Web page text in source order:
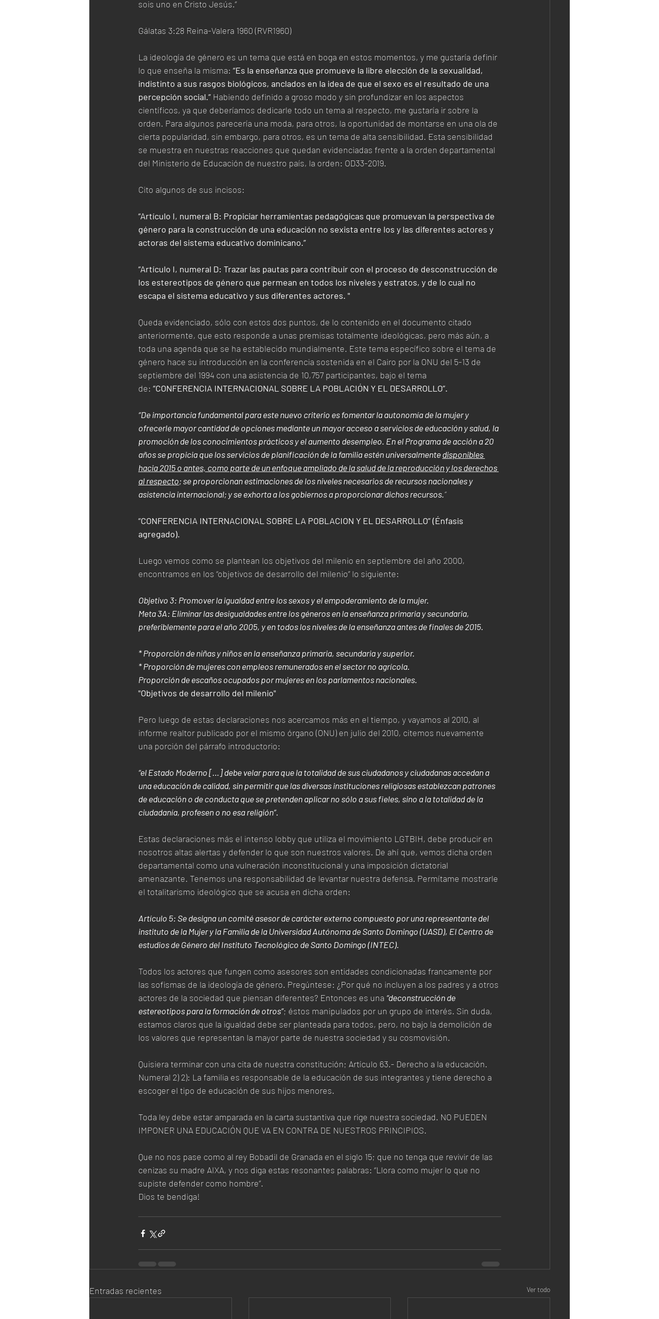
sois uno en Cristo Jesús.”
Gálatas 3:28 Reina-Valera 1960 (RVR1960)
La ideología de género es un tema que está en boga en estos momentos, y me gustaría definir
lo que enseña la misma: “Es la enseñanza que promueve la libre elección de la sexualidad,
indistinto a sus rasgos biológicos, anclados en la idea de que el sexo es el resultado de una
percepción social.” Habiendo definido a groso modo y sin profundizar en los aspectos
científicos, ya que deberíamos dedicarle todo un tema al respecto, me gustaría ir sobre la
orden. Para algunos parecería una moda, para otros, la oportunidad de montarse en una ola de
cierta popularidad, sin embargo, para otros, es un tema de alta sensibilidad. Esta sensibilidad
se muestra en nuestras reacciones que quedan evidenciadas frente a la orden departamental
del Ministerio de Educación de nuestro país, la orden: OD33-2019.
Cito algunos de sus incisos:
“Artículo I, numeral B: Propiciar herramientas pedagógicas que promuevan la perspectiva de
género para la construcción de una educación no sexista entre los y las diferentes actores y
actoras del sistema educativo dominicano.”
“Artículo I, numeral D: Trazar las pautas para contribuir con el proceso de desconstrucción de
los estereotipos de género que permean en todos los niveles y estratos, y de lo cual no
escapa el sistema educativo y sus diferentes actores. "
Queda evidenciado, sólo con estos dos puntos, de lo contenido en el documento citado
anteriormente, que esto responde a unas premisas totalmente ideológicas, pero más aún, a
toda una agenda que se ha establecido mundialmente. Este tema específico sobre el tema de
género hace su introducción en la conferencia sostenida en el Cairo por la ONU del 5-13 de
septiembre del 1994 con una asistencia de 10,757 participantes, bajo el tema
de: “CONFERENCIA INTERNACIONAL SOBRE LA POBLACIÓN Y EL DESARROLLO”.
“De importancia fundamental para este nuevo criterio es fomentar la autonomía de la mujer y
ofrecerle mayor cantidad de opciones mediante un mayor acceso a servicios de educación y salud, la
promoción de los conocimientos prácticos y el aumento desempleo. En el Programa de acción a 20
años se propicia que los servicios de planificación de la familia estén universalmente disponibles
hacia 2015 o antes, como parte de un enfoque ampliado de la salud de la reproducción y los derechos
al respecto; se proporcionan estimaciones de los niveles necesarios de recursos nacionales y
asistencia internacional; y se exhorta a los gobiernos a proporcionar dichos recursos.”
“CONFERENCIA INTERNACIONAL SOBRE LA POBLACION Y EL DESARROLLO” (Énfasis
agregado).
Luego vemos como se plantean los objetivos del milenio en septiembre del año 2000,
encontramos en los “objetivos de desarrollo del milenio” lo siguiente:
Objetivo 3: Promover la igualdad entre los sexos y el empoderamiento de la mujer.
Meta 3A: Eliminar las desigualdades entre los géneros en la enseñanza primaria y secundaria,
preferiblemente para el año 2005, y en todos los niveles de la enseñanza antes de finales de 2015.
* Proporción de niñas y niños en la enseñanza primaria, secundaria y superior.
* Proporción de mujeres con empleos remunerados en el sector no agrícola.
Proporción de escaños ocupados por mujeres en los parlamentos nacionales.
"Objetivos de desarrollo del milenio"
Pero luego de estas declaraciones nos acercamos más en el tiempo, y vayamos al 2010, al
informe realtor publicado por el mismo órgano (ONU) en julio del 2010, citemos nuevamente
una porción del párrafo introductorio:
“el Estado Moderno […] debe velar para que la totalidad de sus ciudadanos y ciudadanas accedan a
una educación de calidad, sin permitir que las diversas instituciones religiosas establezcan patrones
de educación o de conducta que se pretenden aplicar no sólo a sus fieles, sino a la totalidad de la
ciudadanía, profesen o no esa religión”.
Estas declaraciones más el intenso lobby que utiliza el movimiento LGTBIH, debe producir en
nosotros altas alertas y defender lo que son nuestros valores. De ahí que, vemos dicha orden
departamental como una vulneración inconstitucional y una imposición dictatorial
amenazante. Tenemos una responsabilidad de levantar nuestra defensa. Permítame mostrarle
el totalitarismo ideológico que se acusa en dicha orden:
Artículo 5: Se designa un comité asesor de carácter externo compuesto por una representante del
instituto de la Mujer y la Familia de la Universidad Autónoma de Santo Domingo (UASD), El Centro de
estudios de Género del Instituto Tecnológico de Santo Domingo (INTEC).
Todos los actores que fungen como asesores son entidades condicionadas francamente por
las sofismas de la ideología de género. Pregúntese: ¿Por qué no incluyen a los padres y a otros
actores de la sociedad que piensan diferentes? Entonces es una “deconstrucción de
estereotipos para la formación de otros”; éstos manipulados por un grupo de interés. Sin duda,
estamos claros que la igualdad debe ser planteada para todos, pero, no bajo la demolición de
los valores que representan la mayor parte de nuestra sociedad y su cosmovisión.
Quisiera terminar con una cita de nuestra constitución; Artículo 63.- Derecho a la educación.
Numeral 2) 2): La familia es responsable de la educación de sus integrantes y tiene derecho a
escoger el tipo de educación de sus hijos menores.
Toda ley debe estar amparada en la carta sustantiva que rige nuestra sociedad. NO PUEDEN
IMPONER UNA EDUCACIÓN QUE VA EN CONTRA DE NUESTROS PRINCIPIOS.
Que no nos pase como al rey Bobadil de Granada en el siglo 15; que no tenga que revivir de las
cenizas su madre AIXA, y nos diga estas resonantes palabras: “Llora como mujer lo que no
supiste defender como hombre”.
Dios te bendiga!
Entradas recientes Ver todo